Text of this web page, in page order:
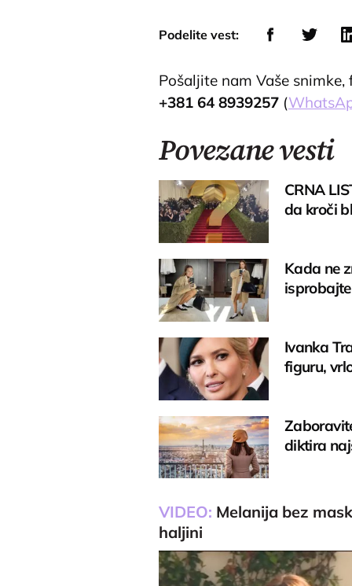
Podelite vest:
Pošaljite nam Vaše
+381 64 8939257 (
Povezane vesti
CRNA
da kroči
Kada ne
Ivanka
figuru,
diktira
VIDEO: Melanija bez
haljini